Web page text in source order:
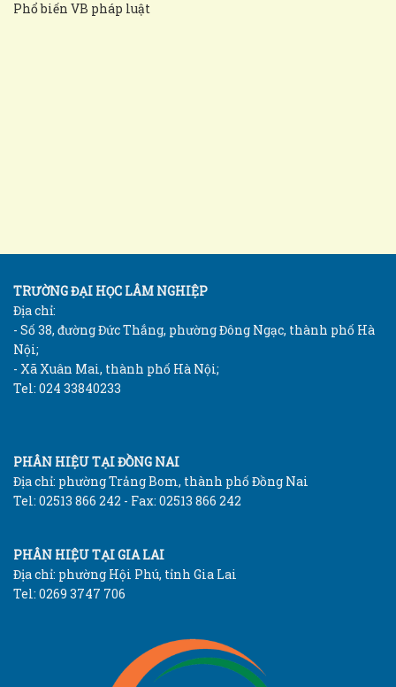
Phổ biến VB pháp luật
TRƯỜNG ĐẠI HỌC LÂM NGHIỆP
Địa chỉ:
- Số 38, đường Đức Thắng, phường Đông Ngạc, thành phố Hà
Nội;
- Xã Xuân Mai, thành phố Hà Nội;
Tel: 024 33840233
PHÂN HIỆU TẠI ĐỒNG NAI
Địa chỉ: phường Trảng Bom, thành phố Đồng Nai
Tel: 02513 866 242 - Fax: 02513 866 242
PHÂN HIỆU TẠI GIA LAI
Địa chỉ: phường Hội Phú, tỉnh Gia Lai
Tel: 0269 3747 706